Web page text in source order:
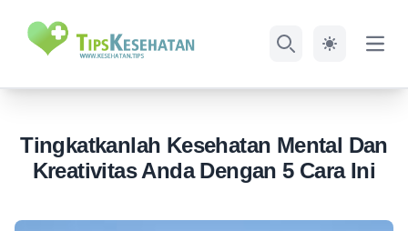
Tingkatkanlah Kesehatan Mental Dan
Kreativitas Anda Dengan 5 Cara Ini